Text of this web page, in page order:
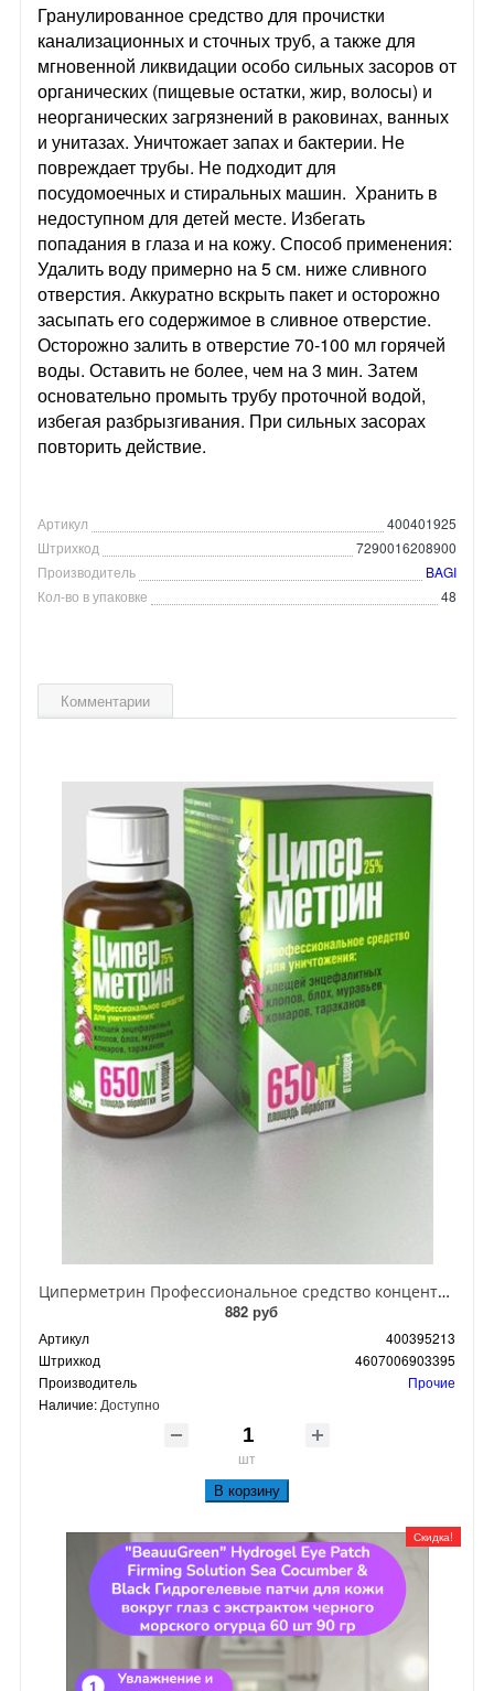
Гранулированное средство для прочистки
канализационных и сточных труб, а также для
мгновенной ликвидации особо сильных засоров от
органических (пищевые остатки, жир, волосы) и
неорганических загрязнений в раковинах, ванных
и унитазах. Уничтожает запах и бактерии. Не
повреждает трубы. Не подходит для
посудомоечных и стиральных машин. Хранить в
недоступном для детей месте. Избегать
попадания в глаза и на кожу. Способ применения:
Удалить воду примерно на 5 см. ниже сливного
отверстия. Аккуратно вскрыть пакет и осторожно
засыпать его содержимое в сливное отверстие.
Осторожно залить в отверстие 70-100 мл горячей
воды. Оставить не более, чем на 3 мин. Затем
основательно промыть трубу проточной водой,
избегая разбрызгивания. При сильных засорах
повторить действие.
Артикул
400401925
Штрихкод
7290016208900
Производитель
BAGI
Кол-во в упаковке
48
Комментарии
Циперметрин Профессиональное средство концентрат эмульсии 25% для уничтожения тараканов, мух,комаров, блох, клопов, муравьев, ос 50 мл
882 руб
Артикул
400395213
Штрихкод
4607006903395
Производитель
Прочие
Наличие: Доступно
шт
В корзину
Скидка!